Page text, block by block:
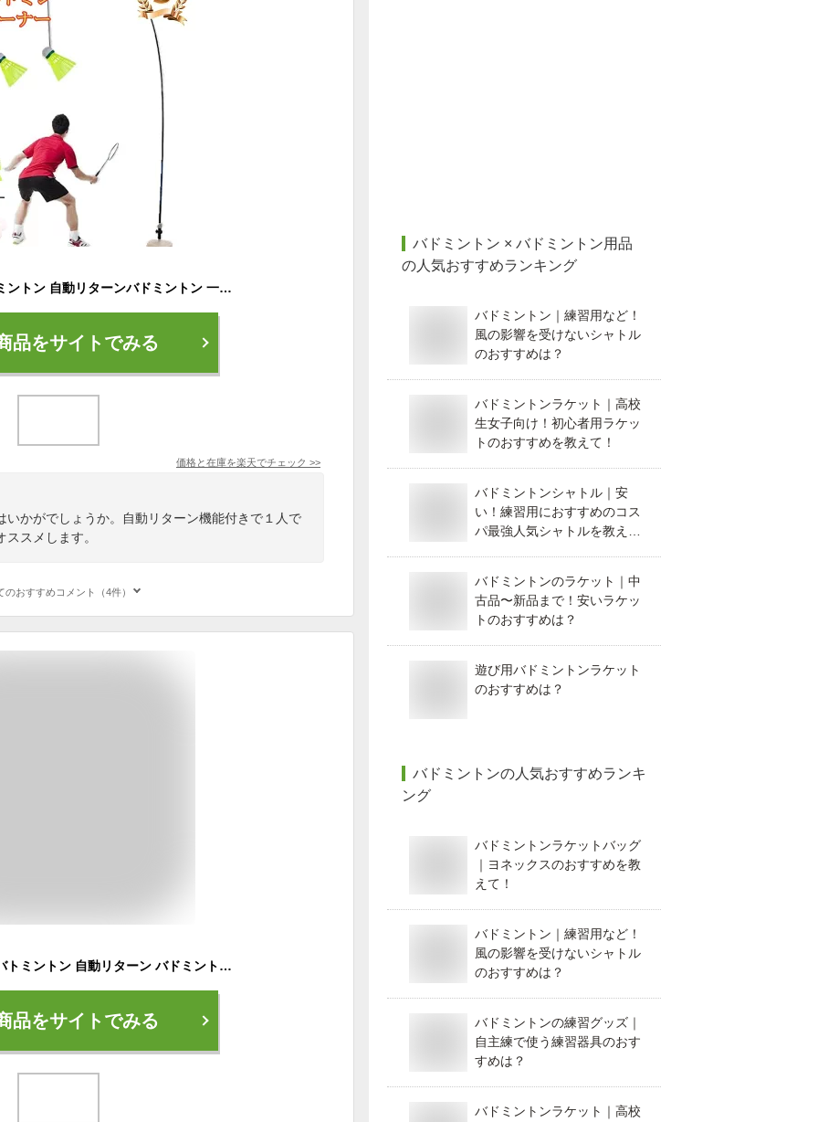
ランキング 室内バトミントン 自動リターンバドミントン 一人 練習自動バックバトミントン バドミントントレーナー ポータブル伸縮弾性ロッド安定したベース高さ調整可能 3つバドミントン付属初心者 練習用 セット 1人でも練習バドミントントレーニング
品をサイトでみる
価格と在庫を楽天でチェック >>
いかがでしょうか。自動リターン機能付きで１人で
スメします。
のおすすめコメント（4件）
ランキング入賞 室内バトミントン 自動リターン バドミントン 一人 練習 自動バックバトミントン バドミントントレーナー ポータブル伸縮弾性ロッド 安定したベース 高さ調整可能 3つバドミントン付属 初心者 練習用 セット 1人でも練習 バドミントン
品をサイトでみる
バドミントン × バドミントン用品
の人気おすすめランキング
バドミントン｜練習用など！
風の影響を受けないシャトル
のおすすめは？
バドミントンラケット｜高校
生女子向け！初心者用ラケッ
トのおすすめを教えて！
バドミントンシャトル｜安
い！練習用におすすめのコス
パ最強人気シャトルを教え
バドミントンのラケット｜中
古品〜新品まで！安いラケッ
トのおすすめは？
遊び用バドミントンラケット
のおすすめは？
バドミントンの人気おすすめランキ
ング
バドミントンラケットバッグ
｜ヨネックスのおすすめを教
えて！
バドミントン｜練習用など！
風の影響を受けないシャトル
のおすすめは？
バドミントンの練習グッズ｜
自主練で使う練習器具のおす
すめは？
バドミントンラケット｜高校